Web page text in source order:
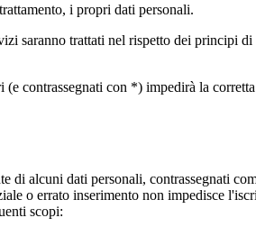
i propri dati personali.
saranno trattati nel rispetto dei principi
contrassegnati con *) impedirà la
alcuni dati personali, contrassegnati
o errato inserimento non impedisce
scopi: